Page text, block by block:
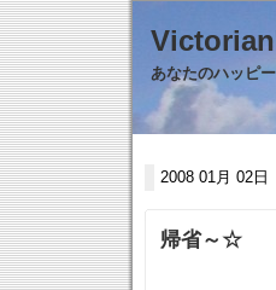
あなたのハッピ
2008 01月 02日
帰省～☆